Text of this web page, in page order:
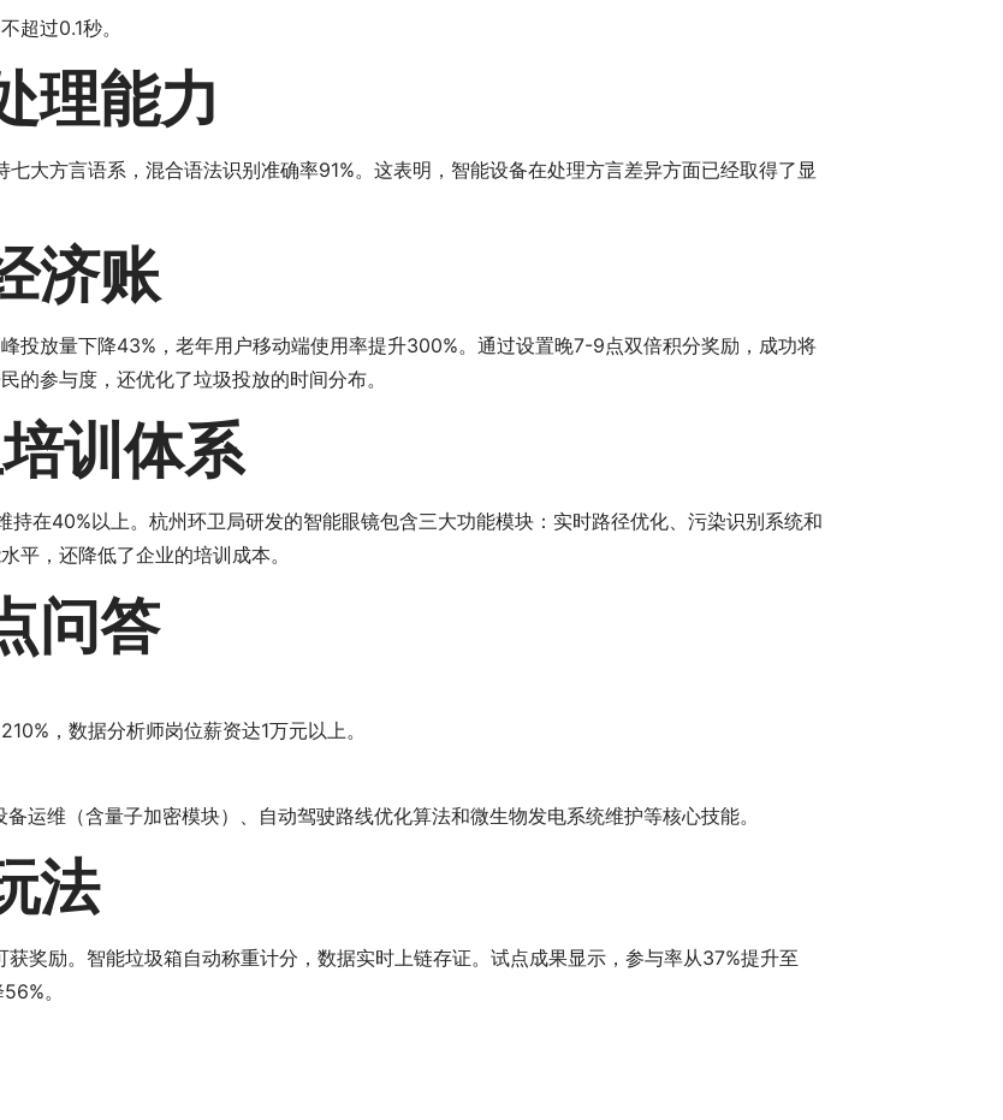
超过0.1秒。
理能力
大方言语系，混合语法识别准确率91%。这表明，智能设备在处理方言差异方面已经取得了显
济账
投放量下降43%，老年用户移动端使用率提升300%。通过设置晚7-9点双倍积分奖励，成功将
的参与度，还优化了垃圾投放的时间分布。
训体系
在40%以上。杭州环卫局研发的智能眼镜包含三大功能模块：实时路径优化、污染识别系统和
平，还降低了企业的培训成本。
问答
，数据分析师岗位薪资达1万元以上。
运维（含量子加密模块）、自动驾驶路线优化算法和微生物发电系统维护等核心技能。
法
奖励。智能垃圾箱自动称重计分，数据实时上链存证。试点成果显示，参与率从37%提升至
。